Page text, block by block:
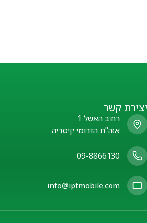
יצירת קשר
רחוב האשל 1
אזה"ת הדרומי קיסריה
09-8866130
info@iptmobile.com